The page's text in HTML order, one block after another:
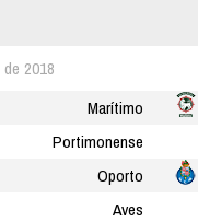
2018
Marítimo
Portimonense
Oporto
Aves